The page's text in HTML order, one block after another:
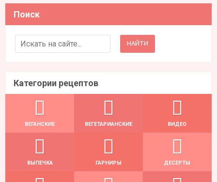
Поиск
Search for:
Категории рецептов
ВЕГАНСКИЕ ВЕГЕТАРИАНСКИЕ ВИДЕО
ВЫПЕЧКА ГАРНИРЫ ДЕСЕРТЫ